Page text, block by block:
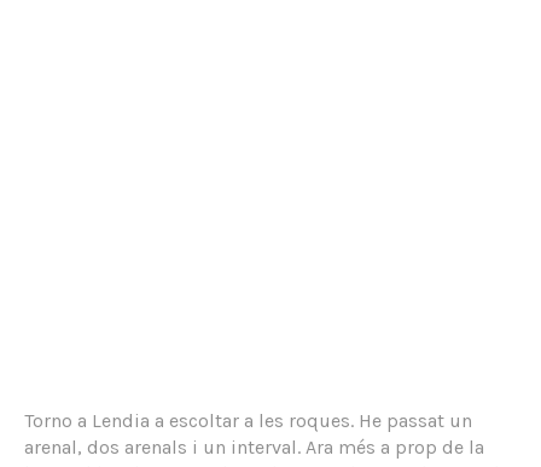
Torno a Lendia a escoltar a les roques. He passat un
arenal, dos arenals i un interval. Ara més a prop de la